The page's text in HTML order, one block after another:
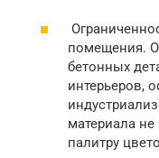
помещения.
бетонных
интерьеров,
материала
палитру